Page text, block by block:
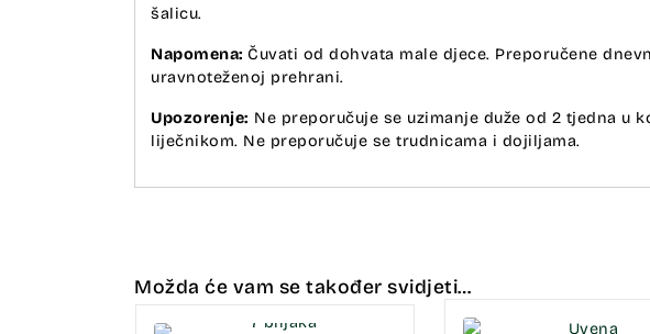
šalicu.
Napomena: Čuvati od dohvata male djece. Preporučene
uravnoteženoj prehrani.
Upozorenje: Ne preporučuje se uzimanje duže od 2 tjedna u
liječnikom. Ne preporučuje se trudnicama i dojiljama.
Možda će vam se također svidjeti…